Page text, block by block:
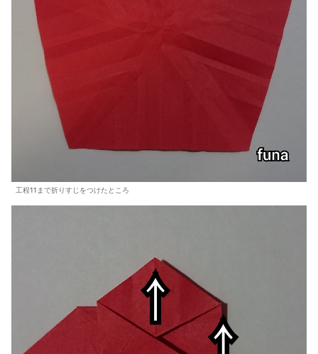
工程11まで折りすじをつけたところ